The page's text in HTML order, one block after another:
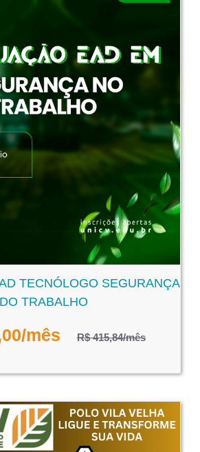
TECNÓLOGO SEGURANÇA
DO TRABALHO
/mês R$ 415,84/mês